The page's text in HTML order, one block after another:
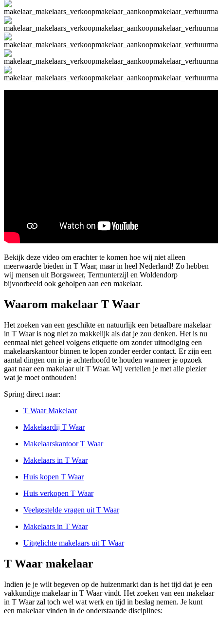
Bekijk deze video om erachter te komen hoe wij niet alleen
meerwaarde bieden in T Waar, maar in heel Nederland! Zo hebben
wij mensen uit Borgsweer, Termunterzijl en Woldendorp
bijvoorbeeld ook geholpen aan een makelaar.
Waarom makelaar T Waar
Het zoeken van een geschikte en natuurlijk een betaalbare makelaar
in T Waar is nog niet zo makkelijk als dat je zou denken. Het is nu
eenmaal niet geheel volgens etiquette om zonder uitnodiging een
makelaarskantoor binnen te lopen zonder eerder contact. Er zijn een
aantal dingen om in je achterhoofd te houden wanneer je opzoek
gaat naar een makelaar uit T Waar. Wij vertellen je met alle plezier
wat je moet onthouden!
Spring direct naar:
T Waar Makelaar
Makelaardij T Waar
Makelaarskantoor T Waar
Makelaars in T Waar
Huis kopen T Waar
Huis verkopen T Waar
Veelgestelde vragen uit T Waar
Makelaars in T Waar
Uitgelichte makelaars uit T Waar
T Waar makelaar
Indien je je wilt begeven op de huizenmarkt dan is het tijd dat je een
vakkundige makelaar in T Waar vindt. Het zoeken van een makelaar
in T Waar zal toch wel wat werk en tijd in beslag nemen. Je kunt
een makelaar vinden in de onderstaande disciplines: